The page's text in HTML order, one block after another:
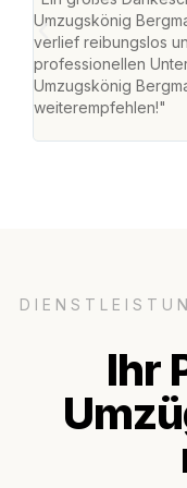
Umzugskönig
verlief reibungslos
professionellen
Umzugskönig
weiterempfehlen!"
Ihr